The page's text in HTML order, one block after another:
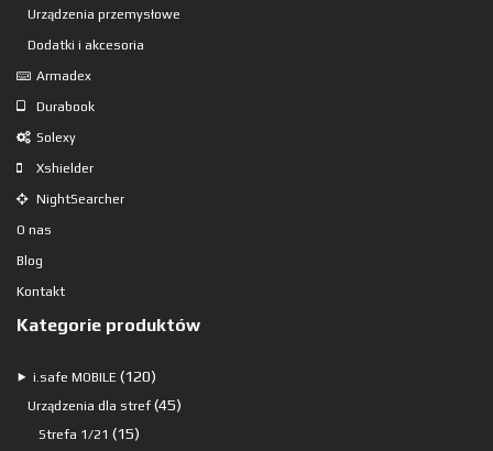
Urządzenia przemysłowe
Dodatki i akcesoria
Armadex
Durabook
Solexy
Xshielder
NightSearcher
O nas
Blog
Kontakt
Kategorie produktów
⯈ i.safe MOBILE 120120
produktów
Urządzenia dla stref 4545
Strefa 1/21 1515